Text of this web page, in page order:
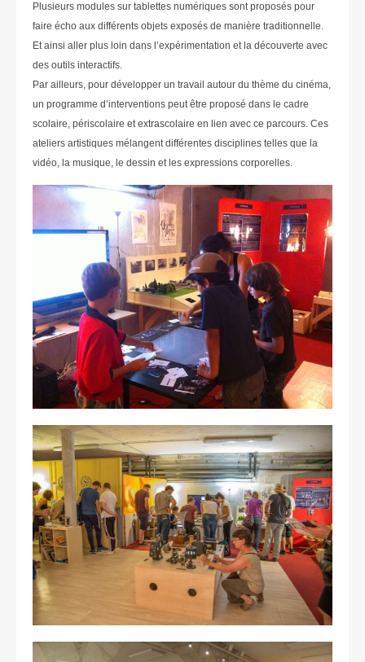
Plusieurs modules sur tablettes numériques sont proposés pour
faire écho aux différents objets exposés de manière traditionnelle.
Et ainsi aller plus loin dans l’expérimentation et la découverte avec
des outils interactifs.
Par ailleurs, pour développer un travail autour du thème du cinéma,
un programme d’interventions peut être proposé dans le cadre
scolaire, périscolaire et extrascolaire en lien avec ce parcours. Ces
ateliers artistiques mélangent différentes disciplines telles que la
vidéo, la musique, le dessin et les expressions corporelles.